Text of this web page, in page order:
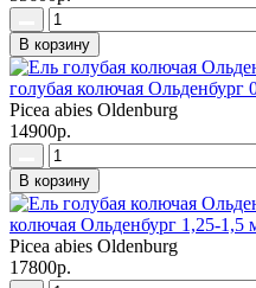
В корзину
голубая колючая Ольденбург
Picea abies Oldenburg
14900р.
В корзину
колючая Ольденбург 1,25-1,5
Picea abies Oldenburg
17800р.